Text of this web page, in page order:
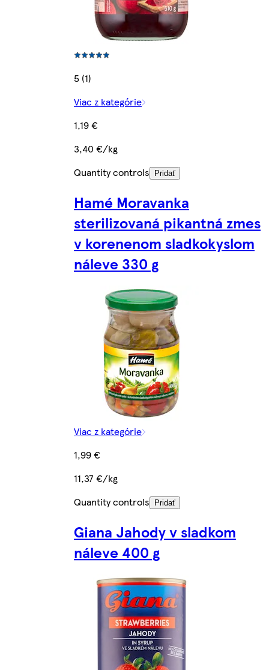
5 (1)
Viac z kategórie
1,19 €
3,40 €/kg
Quantity controls
Pridať
Hamé Moravanka
sterilizovaná pikantná zmes
v korenenom sladkokyslom
náleve 330 g
Viac z kategórie
1,99 €
11,37 €/kg
Quantity controls
Pridať
Giana Jahody v sladkom
náleve 400 g